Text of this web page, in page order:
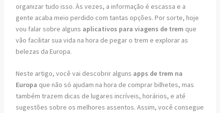
organizar tudo isso. Às vezes, a informação é escassa e a
gente acaba meio perdido com tantas opções. Por sorte, hoje
vou falar sobre alguns aplicativos para viagens de trem que
vão facilitar sua vida na hora de pegar o trem e explorar as
belezas da Europa.
Neste artigo, você vai descobrir alguns apps de trem na
Europa que não só ajudam na hora de comprar bilhetes, mas
também trazem dicas de lugares incríveis, horários, e até
sugestões sobre os melhores assentos. Assim, você consegue